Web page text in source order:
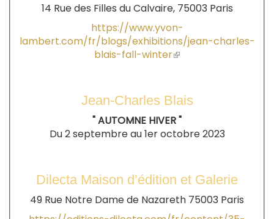
14 Rue des Filles du Calvaire, 75003 Paris
https://www.yvon-
lambert.com/fr/blogs/exhibitions/jean-charles-
blais-fall-winter(le
externe)
Jean-Charles Blais
" AUTOMNE HIVER "
Du 2 septembre au 1er octobre 2023
Dilecta Maison d’édition et Galerie
49 Rue Notre Dame de Nazareth 75003 Paris